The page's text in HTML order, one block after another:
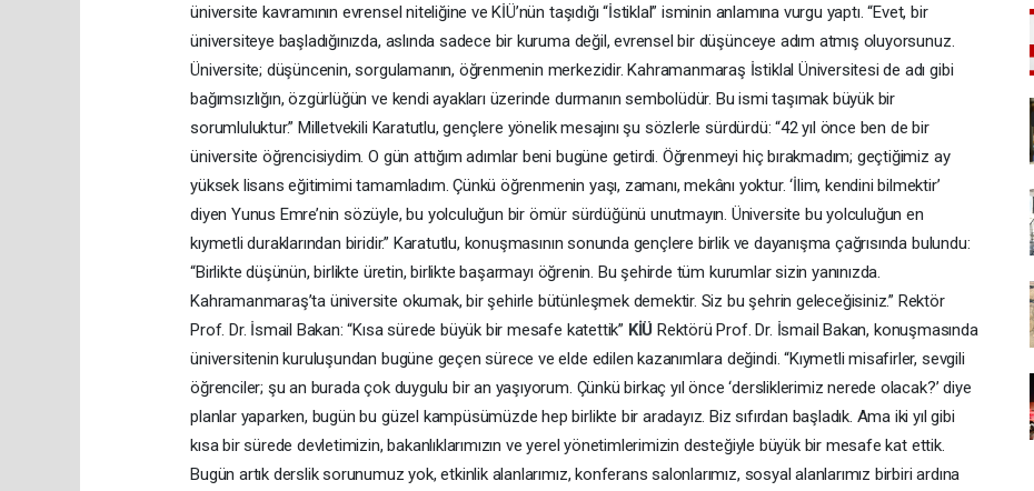
üniversite kavramının evrensel niteliğine ve KİÜ’nün taşıdığı “İstiklal” isminin anlamına vurgu yaptı. “Evet, bir
üniversiteye başladığınızda, aslında sadece bir kuruma değil, evrensel bir düşünceye adım atmış oluyorsunuz.
Üniversite; düşüncenin, sorgulamanın, öğrenmenin merkezidir. Kahramanmaraş İstiklal Üniversitesi de adı gibi
bağımsızlığın, özgürlüğün ve kendi ayakları üzerinde durmanın sembolüdür. Bu ismi taşımak büyük bir
sorumluluktur.” Milletvekili Karatutlu, gençlere yönelik mesajını şu sözlerle sürdürdü: “42 yıl önce ben de bir
üniversite öğrencisiydim. O gün attığım adımlar beni bugüne getirdi. Öğrenmeyi hiç bırakmadım; geçtiğimiz ay
yüksek lisans eğitimimi tamamladım. Çünkü öğrenmenin yaşı, zamanı, mekânı yoktur. ‘İlim, kendini bilmektir’
diyen Yunus Emre’nin sözüyle, bu yolculuğun bir ömür sürdüğünü unutmayın. Üniversite bu yolculuğun en
kıymetli duraklarından biridir.” Karatutlu, konuşmasının sonunda gençlere birlik ve dayanışma çağrısında bulundu:
“Birlikte düşünün, birlikte üretin, birlikte başarmayı öğrenin. Bu şehirde tüm kurumlar sizin yanınızda.
Kahramanmaraş’ta üniversite okumak, bir şehirle bütünleşmek demektir. Siz bu şehrin geleceğisiniz.” Rektör
Prof. Dr. İsmail Bakan: “Kısa sürede büyük bir mesafe katettik” KİÜRektörü Prof. Dr. İsmail Bakan, konuşmasında
üniversitenin kuruluşundan bugüne geçen sürece ve elde edilen kazanımlara değindi. “Kıymetli misafirler, sevgili
öğrenciler; şu an burada çok duygulu bir an yaşıyorum. Çünkü birkaç yıl önce ‘dersliklerimiz nerede olacak?’ diye
planlar yaparken, bugün bu güzel kampüsümüzde hep birlikte bir aradayız. Biz sıfırdan başladık. Ama iki yıl gibi
kısa bir sürede devletimizin, bakanlıklarımızın ve yerel yönetimlerimizin desteğiyle büyük bir mesafe kat ettik.
Bugün artık derslik sorunumuz yok, etkinlik alanlarımız, konferans salonlarımız, sosyal alanlarımız birbiri ardına